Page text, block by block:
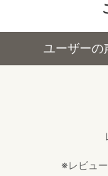
ユーザーの
※レビュ